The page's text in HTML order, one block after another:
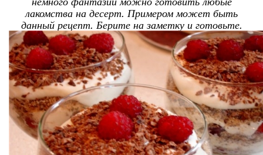
лакомства на десерт. Примером может быть
данный рецепт. Берите на заметку и готовьте.